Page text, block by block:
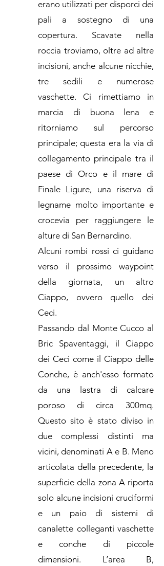
erano utilizzati per disporci dei
pali a sostegno di una
copertura. Scavate nella
roccia troviamo, oltre ad altre
incisioni, anche alcune nicchie,
tre sedili e numerose
vaschette. Ci rimettiamo in
marcia di buona lena e
ritorniamo sul percorso
principale; questa era la via di
collegamento principale tra il
paese di Orco e il mare di
Finale Ligure, una riserva di
legname molto importante e
crocevia per raggiungere le
alture di San Bernardino.
Alcuni rombi rossi ci guidano
verso il prossimo waypoint
della giornata, un altro
Ciappo, ovvero quello dei
Ceci.
Passando dal Monte Cucco al
Bric Spaventaggi, il Ciappo
dei Ceci come il Ciappo delle
Conche, è anch'esso formato
da una lastra di calcare
poroso di circa 300mq.
Questo sito è stato diviso in
due complessi distinti ma
vicini, denominati A e B. Meno
articolata della precedente, la
superficie della zona A riporta
solo alcune incisioni cruciformi
e un paio di sistemi di
canalette colleganti vaschette
e conche di piccole
dimensioni. L’area B,